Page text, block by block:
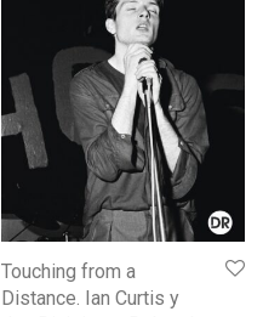
Touching from a
Distance. Ian Curtis y